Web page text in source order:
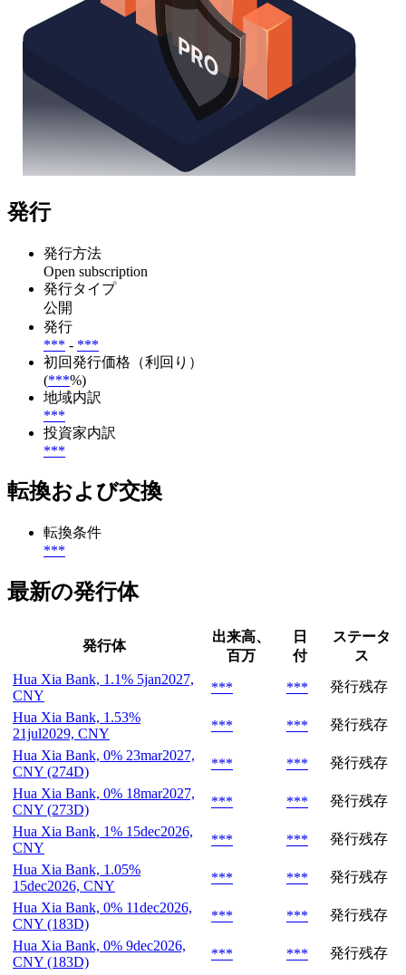
発行
発行方法
Open subscription
発行タイプ
公開
発行
*** - ***
初回発行価格（利回り）
(***%)
地域内訳
***
投資家内訳
***
転換および交換
転換条件
***
最新の発行体
発行体
出来高、
百万
日
付
ステータ
ス
Hua Xia Bank, 1.1% 5jan2027,
CNY
*** ***
発行残存
Hua Xia Bank, 1.53%
21jul2029, CNY
*** ***
発行残存
Hua Xia Bank, 0% 23mar2027,
CNY (274D)
*** ***
発行残存
Hua Xia Bank, 0% 18mar2027,
CNY (273D)
*** ***
発行残存
Hua Xia Bank, 1% 15dec2026,
CNY
*** ***
発行残存
Hua Xia Bank, 1.05%
15dec2026, CNY
*** ***
発行残存
Hua Xia Bank, 0% 11dec2026,
CNY (183D)
*** ***
発行残存
Hua Xia Bank, 0% 9dec2026,
CNY (183D)
*** ***
発行残存